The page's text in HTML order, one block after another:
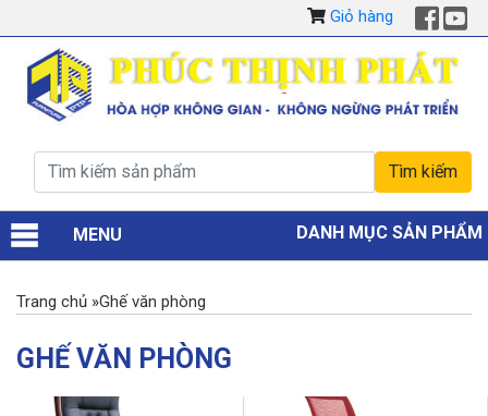
Giỏ hàng
MENU DANH MỤC SẢN PHẨM
Trang chủ »Ghế văn phòng
GHẾ VĂN PHÒNG